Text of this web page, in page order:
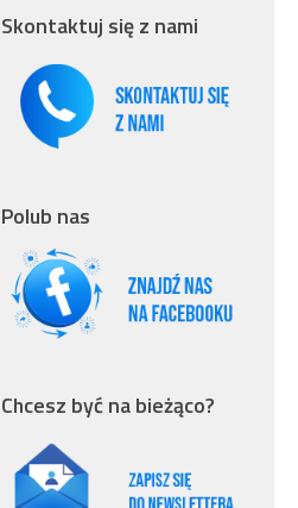
Skontaktuj się z nami
Polub nas
Chcesz być na bieżąco?